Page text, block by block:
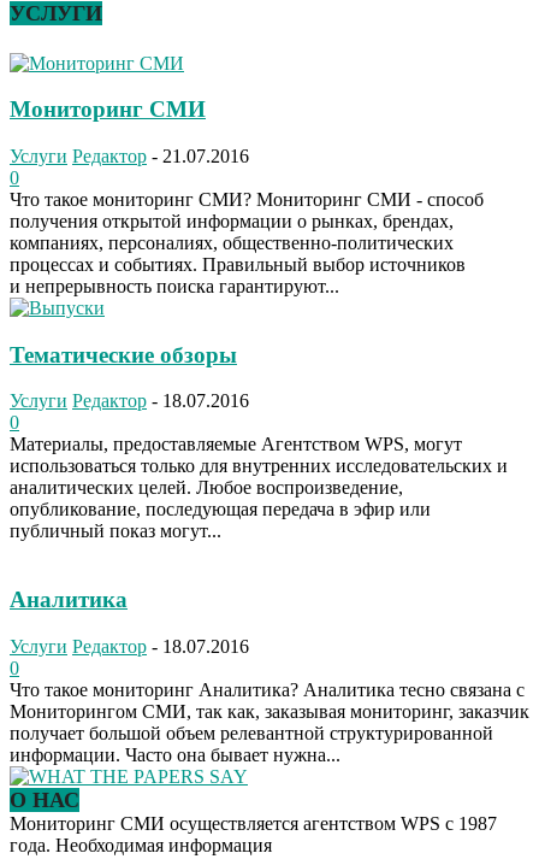
УСЛУГИ
Мониторинг СМИ
Услуги Редактор - 21.07.2016
0
Что такое мониторинг СМИ? Мониторинг СМИ - способ
получения открытой информации о рынках, брендах,
компаниях, персоналиях, общественно-политических
процессах и событиях. Правильный выбор источников
и непрерывность поиска гарантируют...
Тематические обзоры
Услуги Редактор - 18.07.2016
0
Материалы, предоставляемые Агентством WPS, могут
использоваться только для внутренних исследовательских и
аналитических целей. Любое воспроизведение,
опубликование, последующая передача в эфир или
публичный показ могут...
Аналитика
Услуги Редактор - 18.07.2016
0
Что такое мониторинг Аналитика? Аналитика тесно связана с
Мониторингом СМИ, так как, заказывая мониторинг, заказчик
получает большой объем релевантной структурированной
информации. Часто она бывает нужна...
О НАС
Мониторинг СМИ осуществляется агентством WPS с 1987
года. Необходимая информация